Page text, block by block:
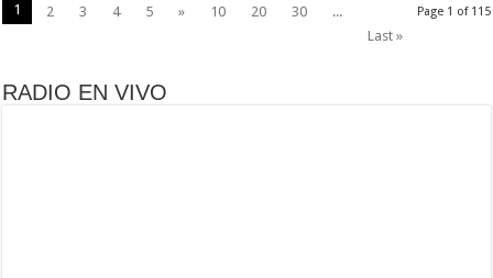
Page 1 of 115
1 2 3 4 5 » 10 20 30
...
Last »
RADIO EN VIVO